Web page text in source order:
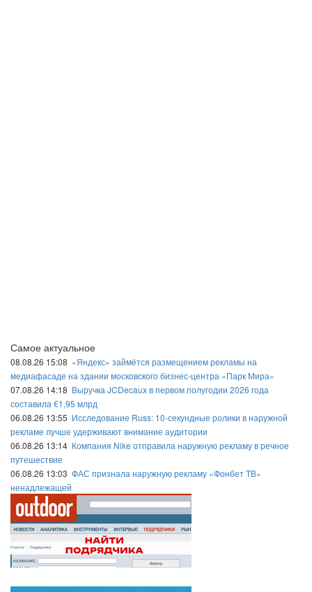
Самое актуальное
08.08.26 15:08 «Яндекс» займётся размещением рекламы на
медиафасаде на здании московского бизнес-центра «Парк Мира»
07.08.26 14:18 Выручка JCDecaux в первом полугодии 2026 года
составила €1,95 млрд
06.08.26 13:55 Исследование Russ: 10-секундные ролики в наружной
рекламе лучше удерживают внимание аудитории
06.08.26 13:14 Компания Nike отправила наружную рекламу в речное
путешествие
06.08.26 13:03 ФАС признала наружную рекламу «Фонбет ТВ»
ненадлежащей